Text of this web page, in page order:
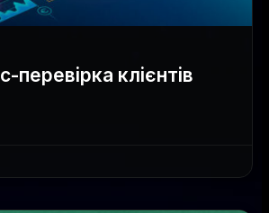
перевірка клієнтів